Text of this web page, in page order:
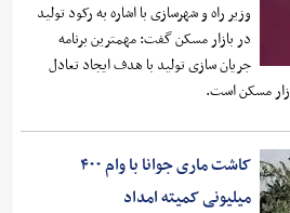
وزیر راه و شهرسازی با اشاره به رکود تولید
در بازار مسکن گفت: مهمترین برنامه
جریان سازی تولید با هدف ایجاد تعادل
مسکن است.
کاشت ماری جوانا با وام ۴۰۰
میلیونی کمیته امداد